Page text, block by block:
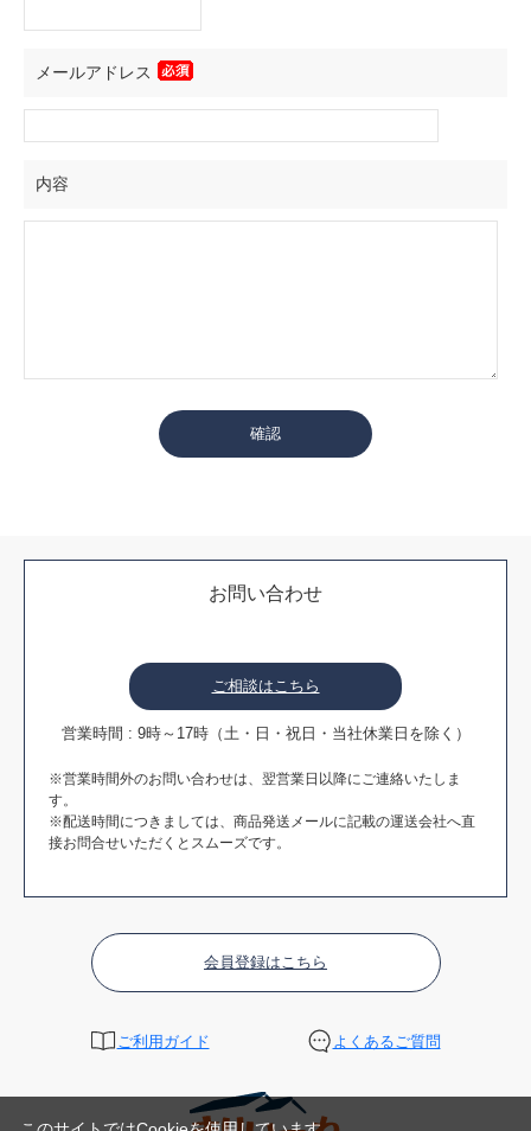
メールアドレス
内容
お問い合わせ
ご相談はこちら
営業時間 : 9時～17時（土・日・祝日・当社休業日を除く）
※営業時間外のお問い合わせは、翌営業日以降にご連絡いたしま
す。
※配送時間につきましては、商品発送メールに記載の運送会社へ直
接お問合せいただくとスムーズです。
会員登録はこちら
ご利用ガイド よくあるご質問